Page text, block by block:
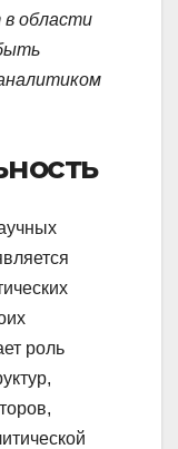
в области
роль